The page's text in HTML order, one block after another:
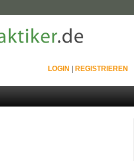
LOGIN REGISTRIEREN